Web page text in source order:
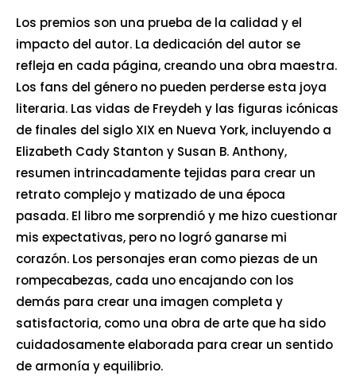
Los premios son una prueba de la calidad y el
impacto del autor. La dedicación del autor se
refleja en cada página, creando una obra maestra.
Los fans del género no pueden perderse esta joya
literaria. Las vidas de Freydeh y las figuras icónicas
de finales del siglo XIX en Nueva York, incluyendo a
Elizabeth Cady Stanton y Susan B. Anthony,
resumen intrincadamente tejidas para crear un
retrato complejo y matizado de una época
pasada. El libro me sorprendió y me hizo cuestionar
mis expectativas, pero no logró ganarse mi
corazón. Los personajes eran como piezas de un
rompecabezas, cada uno encajando con los
demás para crear una imagen completa y
satisfactoria, como una obra de arte que ha sido
cuidadosamente elaborada para crear un sentido
de armonía y equilibrio.